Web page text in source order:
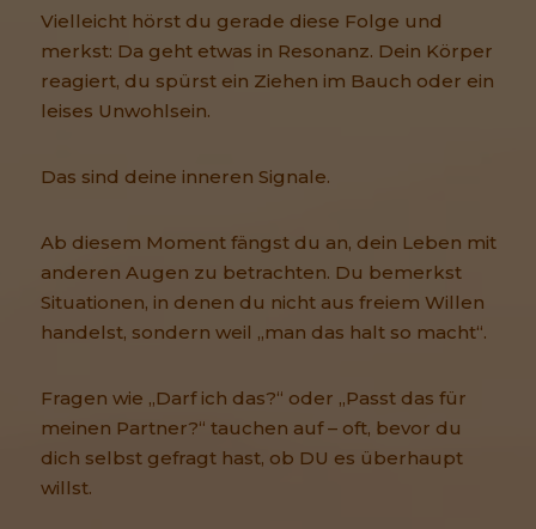
Vielleicht hörst du gerade diese Folge und
merkst: Da geht etwas in Resonanz. Dein Körper
reagiert, du spürst ein Ziehen im Bauch oder ein
leises Unwohlsein.
Das sind deine inneren Signale.
Ab diesem Moment fängst du an, dein Leben mit
anderen Augen zu betrachten. Du bemerkst
Situationen, in denen du nicht aus freiem Willen
handelst, sondern weil „man das halt so macht“.
Fragen wie „Darf ich das?“ oder „Passt das für
meinen Partner?“ tauchen auf – oft, bevor du
dich selbst gefragt hast, ob DU es überhaupt
willst.